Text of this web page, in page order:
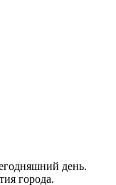
день.
города.